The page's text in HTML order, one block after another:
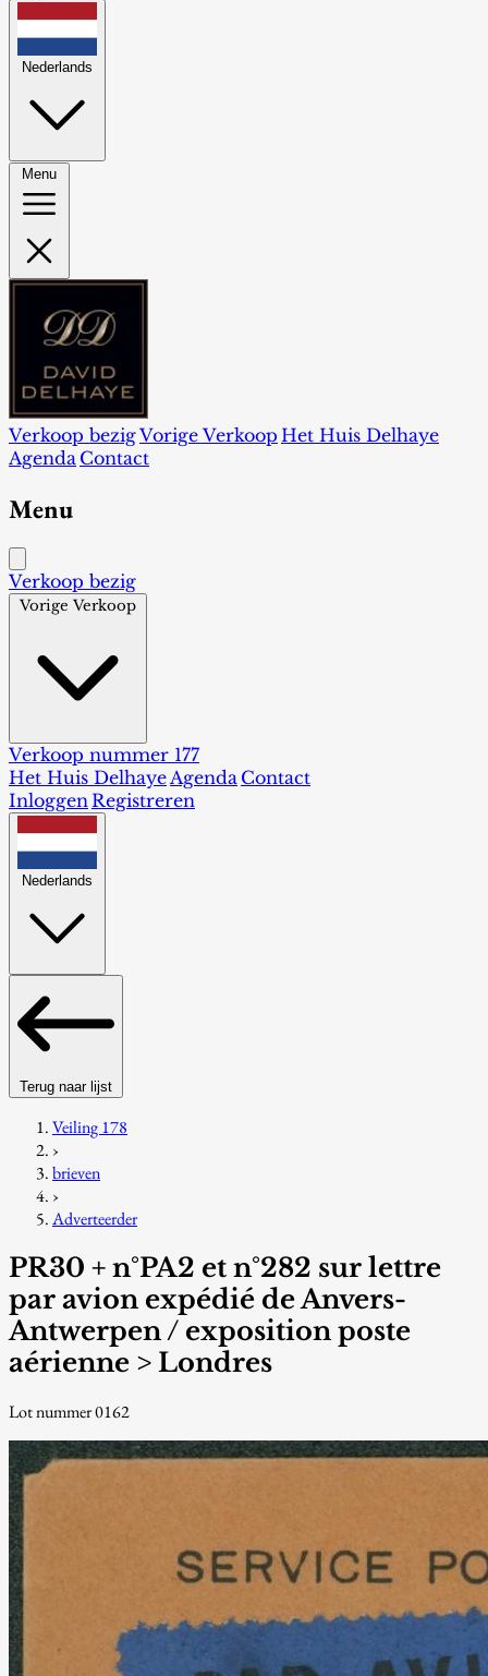
Nederlands
Menu
Verkoop bezigVorige Verkoop Het Huis Delhaye
Agenda Contact
Menu
Verkoop bezig
Vorige Verkoop
Verkoop nummer 177
Het Huis DelhayeAgenda Contact
InloggenRegistreren
Nederlands
Terug naar lijst
Veiling 178
›
brieven
›
Adverteerder
PR30 + n°PA2 et n°282 sur lettre
par avion expédié de Anvers-
Antwerpen / exposition poste
aérienne > Londres
Lot nummer 0162